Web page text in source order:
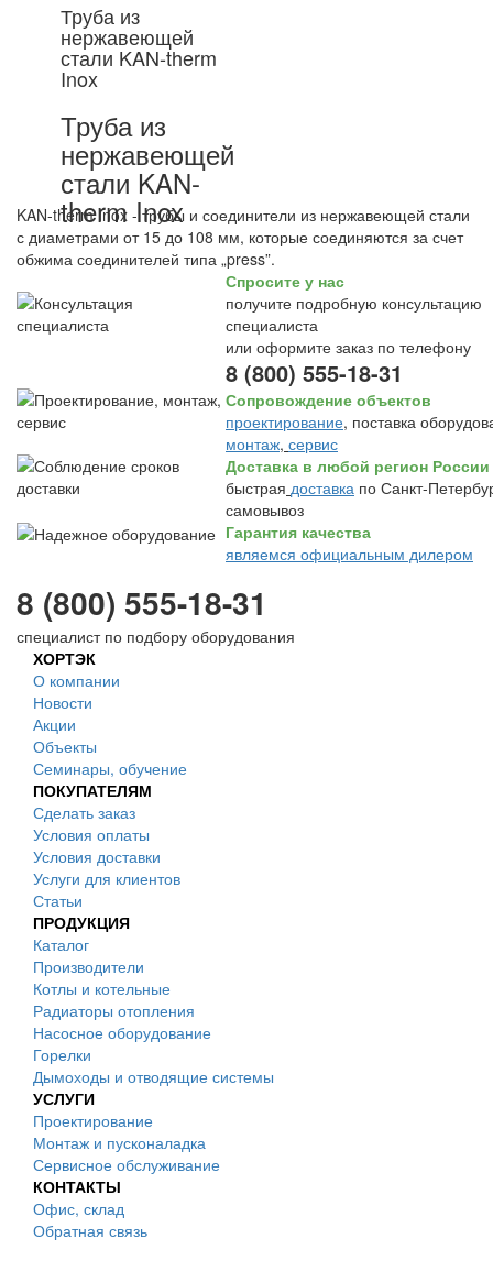
Труба из
нержавеющей
стали KAN-therm
Inox
Труба из
нержавеющей
стали KAN-
therm Inox
KAN-therm Inox - трубы и соединители из нержавеющей стали
с диаметрами от 15 до 108 мм, которые соединяются за счет
обжима соединителей типа „press”.
Спросите у нас
получите подробную консультацию
специалиста
или оформите заказ по телефону
8 (800) 555-18-31
Сопровождение объектов
проектирование, поставка
монтаж, сервис
Доставка в любой регион России
быстрая доставка по Санкт-
самовывоз
Гарантия качества
являемся официальным дилером
8 (800) 555-18-31
специалист по подбору оборудования
ХОРТЭК
О компании
Новости
Акции
Объекты
Семинары, обучение
ПОКУПАТЕЛЯМ
Сделать заказ
Условия оплаты
Условия доставки
Услуги для клиентов
Статьи
ПРОДУКЦИЯ
Каталог
Производители
Котлы и котельные
Радиаторы отопления
Насосное оборудование
Горелки
Дымоходы и отводящие системы
УСЛУГИ
Проектирование
Монтаж и пусконаладка
Сервисное обслуживание
КОНТАКТЫ
Офис, склад
Обратная связь